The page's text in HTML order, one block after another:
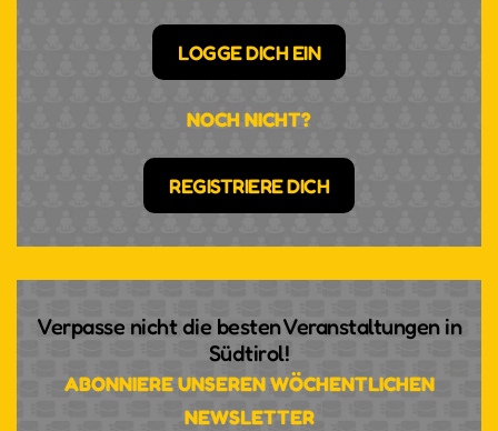
LOGGE DICH EIN
NOCH NICHT?
REGISTRIERE DICH
Verpasse nicht die besten Veranstaltungen in
Südtirol!
ABONNIERE UNSEREN WÖCHENTLICHEN
NEWSLETTER